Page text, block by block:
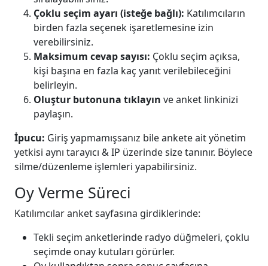
Çoklu seçim ayarı (isteğe bağlı): Katılımcıların
birden fazla seçenek işaretlemesine izin
verebilirsiniz.
Maksimum cevap sayısı: Çoklu seçim açıksa,
kişi başına en fazla kaç yanıt verilebileceğini
belirleyin.
Oluştur butonuna tıklayın ve anket linkinizi
paylaşın.
İpucu: Giriş yapmamışsanız bile ankete ait yönetim
yetkisi aynı tarayıcı & IP üzerinde size tanınır. Böylece
silme/düzenleme işlemleri yapabilirsiniz.
Oy Verme Süreci
Katılımcılar anket sayfasına girdiklerinde:
Tekli seçim anketlerinde radyo düğmeleri, çoklu
seçimde onay kutuları görürler.